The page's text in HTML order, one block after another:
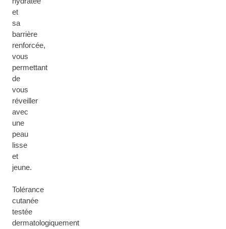
et
sa
barrière
renforcée,
vous
permettant
de
vous
réveiller
avec
une
peau
lisse
et
jeune.
Tolérance
cutanée
testée
dermatologiquement